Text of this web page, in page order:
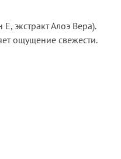
экстракт Алоэ Вера).
ощущение свежести.